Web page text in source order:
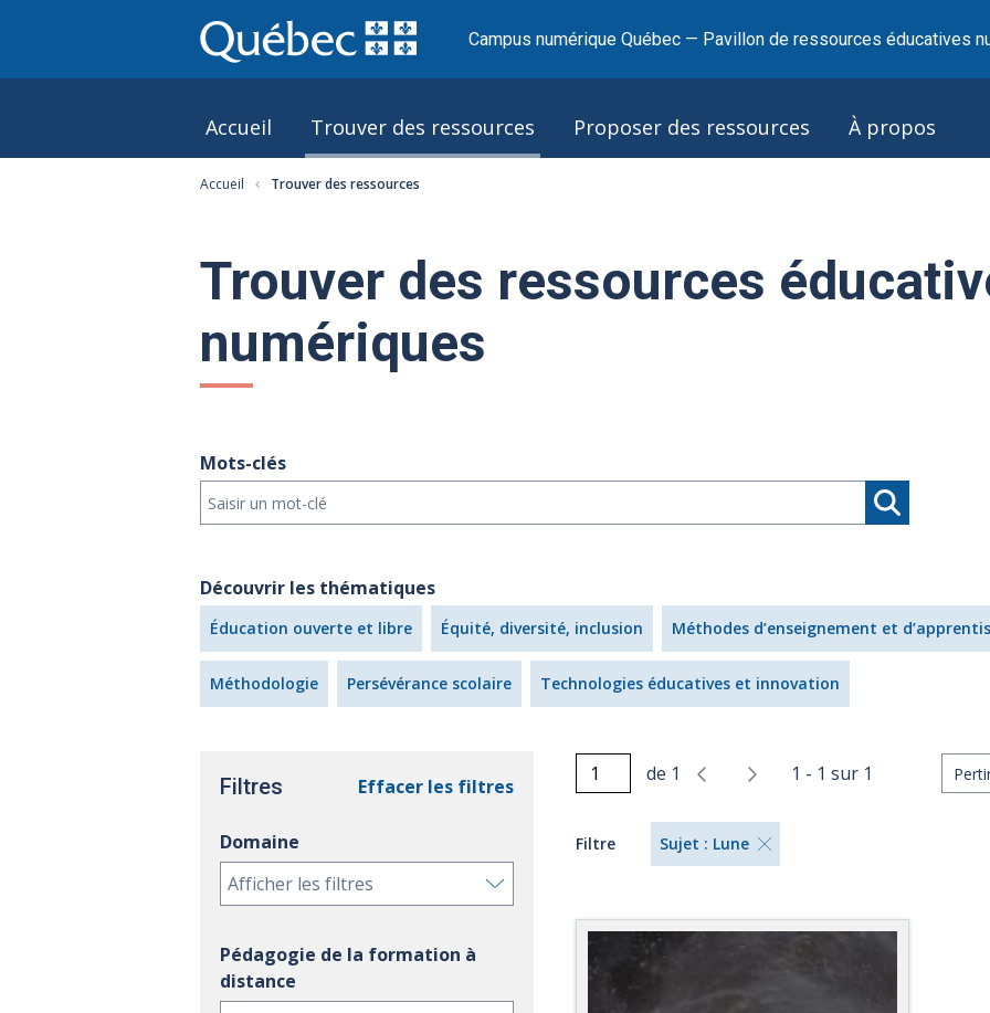
Campus numérique Québec — Pavillon de ressources éducatives
Accueil Trouver des ressources Proposer des ressources À propos
Accueil Trouver des ressources
Trouver des ressources
numériques
Mots-clés
Découvrir les thématiques
Éducation ouverte et libre Équité, diversité, inclusion Méthodes d’enseignement et
Méthodologie Persévérance scolaire Technologies éducatives et innovation
Filtres Effacer les filtres
Domaine
Afficher les filtres
Pédagogie de la formation à
distance
de 1 1 - 1 sur 1
Filtre Sujet : Lune